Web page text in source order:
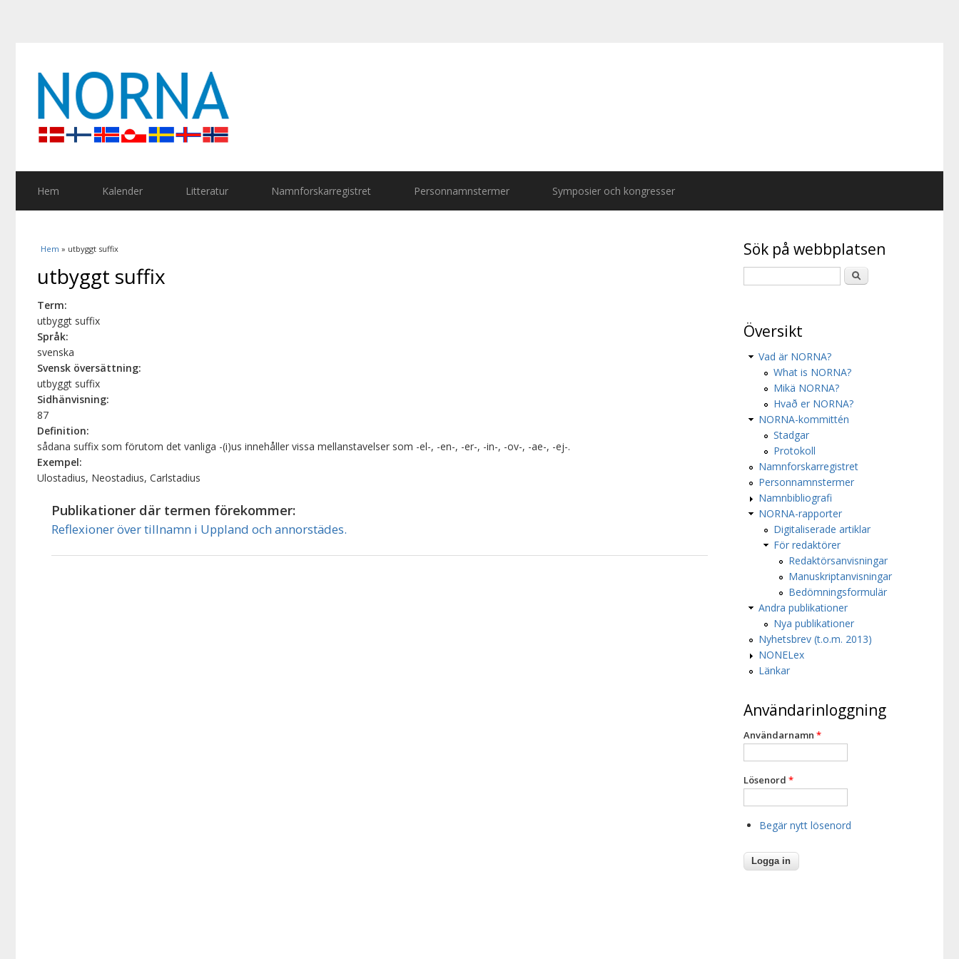
Hem Kalender Litteratur Namnforskarregistret Personnamnstermer Symposier och kongresser
Du är här
Hem » utbyggt suffix
utbyggt suffix
Term:
utbyggt suffix
Språk:
svenska
Svensk översättning:
utbyggt suffix
Sidhänvisning:
87
Definition:
sådana suffix som förutom det vanliga -(i)us innehåller vissa mellanstavelser som -el-, -en-, -er-, -in-, -ov-, -ae-, -ej-.
Exempel:
Ulostadius, Neostadius, Carlstadius
Publikationer där termen förekommer:
Reflexioner över tillnamn i Uppland och annorstädes.
Sök på webbplatsen
Översikt
Vad är NORNA?
What is NORNA?
Mikä NORNA?
Hvað er NORNA?
NORNA-kommittén
Stadgar
Protokoll
Namnforskarregistret
Personnamnstermer
Namnbibliografi
NORNA-rapporter
Digitaliserade artiklar
För redaktörer
Redaktörsanvisningar
Manuskriptanvisningar
Bedömningsformulär
Andra publikationer
Nya publikationer
Nyhetsbrev (t.o.m. 2013)
NONELex
Länkar
Användarinloggning
Användarnamn *
Lösenord *
Begär nytt lösenord